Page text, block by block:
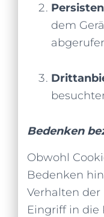
dem
Bedenken
Obwohl
Bedenken
Verhalten
Eingriff in die